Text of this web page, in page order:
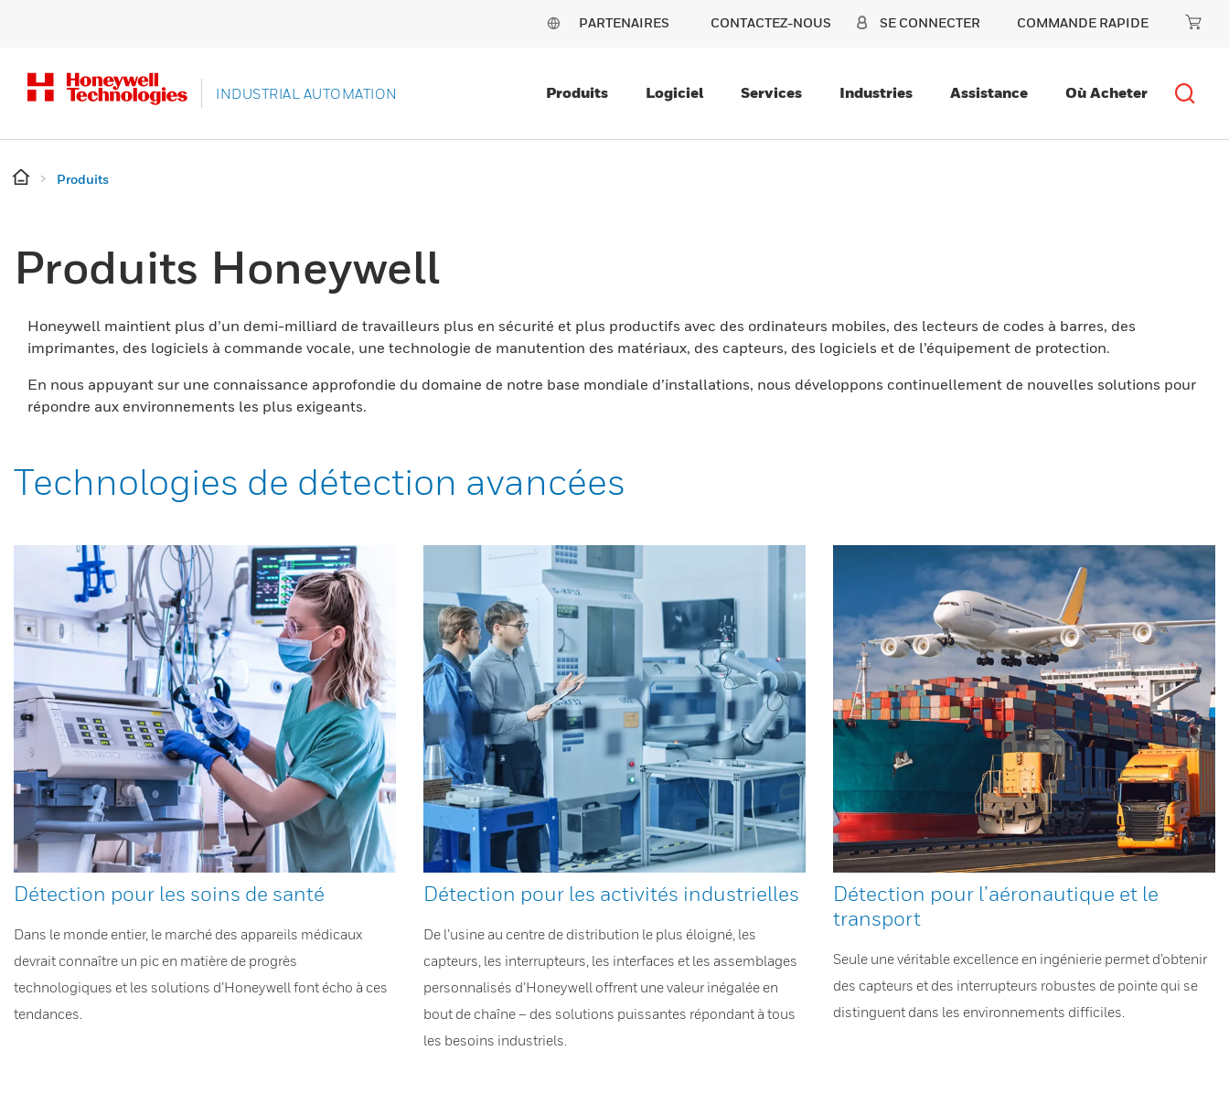
PARTENAIRES CONTACTEZ-NOUS SE CONNECTER COMMANDE RAPIDE
INDUSTRIAL AUTOMATION Produits Logiciel Services Industries Assistance Où Acheter
Produits
Produits Honeywell
Honeywell maintient plus d’un demi-milliard de travailleurs plus en sécurité et plus productifs avec des ordinateurs mobiles, des lecteurs de codes à barres, des
imprimantes, des logiciels à commande vocale, une technologie de manutention des matériaux, des capteurs, des logiciels et de l’équipement de protection.
En nous appuyant sur une connaissance approfondie du domaine de notre base mondiale d’installations, nous développons continuellement de nouvelles solutions pour
répondre aux environnements les plus exigeants.
Technologies de détection avancées
Détection pour les soins de santé
Dans le monde entier, le marché des appareils médicaux
devrait connaître un pic en matière de progrès
technologiques et les solutions d’Honeywell font écho à ces
tendances.
Détection pour les activités industrielles
De l’usine au centre de distribution le plus éloigné, les
capteurs, les interrupteurs, les interfaces et les assemblages
personnalisés d’Honeywell offrent une valeur inégalée en
bout de chaîne – des solutions puissantes répondant à tous
les besoins industriels.
Détection pour l’aéronautique et le
transport
Seule une véritable excellence en ingénierie permet d’obtenir
des capteurs et des interrupteurs robustes de pointe qui se
distinguent dans les environnements difficiles.